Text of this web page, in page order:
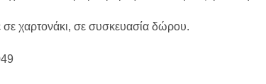
χαρτονάκι, σε συσκευασία δώρου.